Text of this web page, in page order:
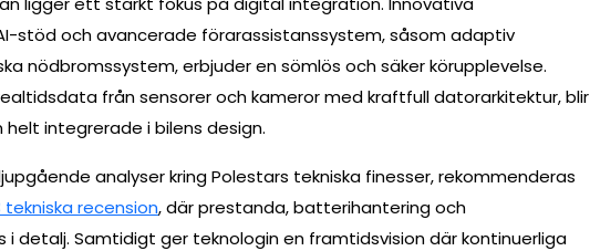
stöd och avancerade förarassistanssystem, såsom adaptiv
nödbromssystem, erbjuder en sömlös och säker körupplevelse.
från sensorer och kameror med kraftfull datorarkitektur, blir
integrerade i bilens design.
analyser kring Polestars tekniska finesser, rekommenderas
recension, där prestanda, batterihantering och
i detalj. Samtidigt ger teknologin en framtidsvision där kontinuerliga